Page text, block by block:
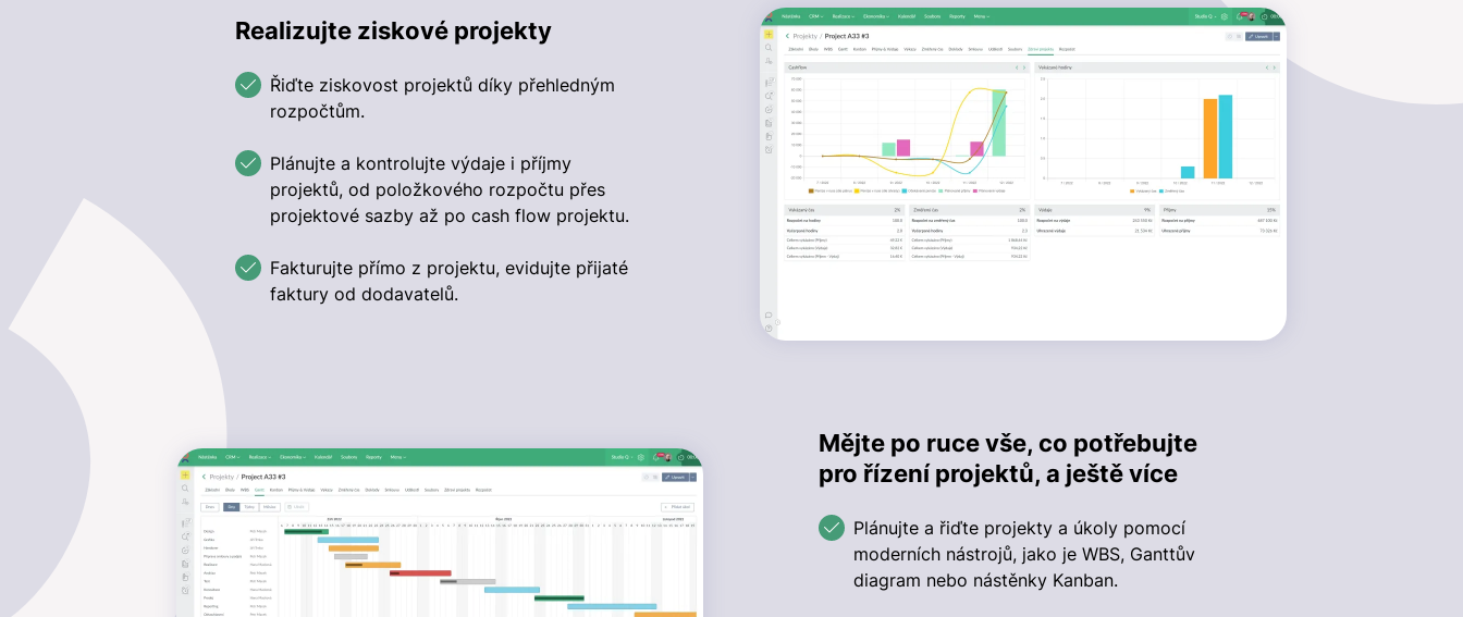
Realizujte ziskové projekty
Řiďte ziskovost projektů díky přehledným
rozpočtům.
Plánujte a kontrolujte výdaje i příjmy
projektů, od položkového rozpočtu přes
projektové sazby až po cash flow projektu.
Fakturujte přímo z projektu, evidujte přijaté
faktury od dodavatelů.
Mějte po ruce vše, co potřebujte
pro řízení projektů, a ještě více
Plánujte a řiďte projekty a úkoly pomocí
moderních nástrojů, jako je WBS, Ganttův
diagram nebo nástěnky Kanban.